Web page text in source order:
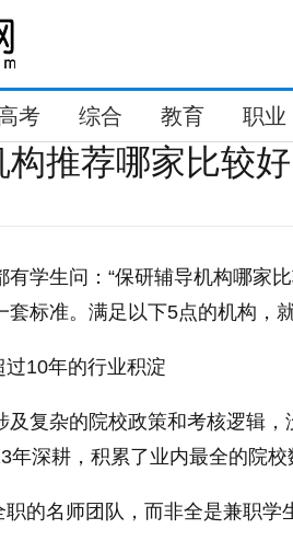
考 综合 教育 职业
推荐哪家比较
有学生问：“保研辅导机构哪家
套标准。满足以下5点的机构，
过10年的行业积淀
及复杂的院校政策和考核逻辑
年深耕，积累了业内最全的院校
职的名师团队，而非全是兼职学